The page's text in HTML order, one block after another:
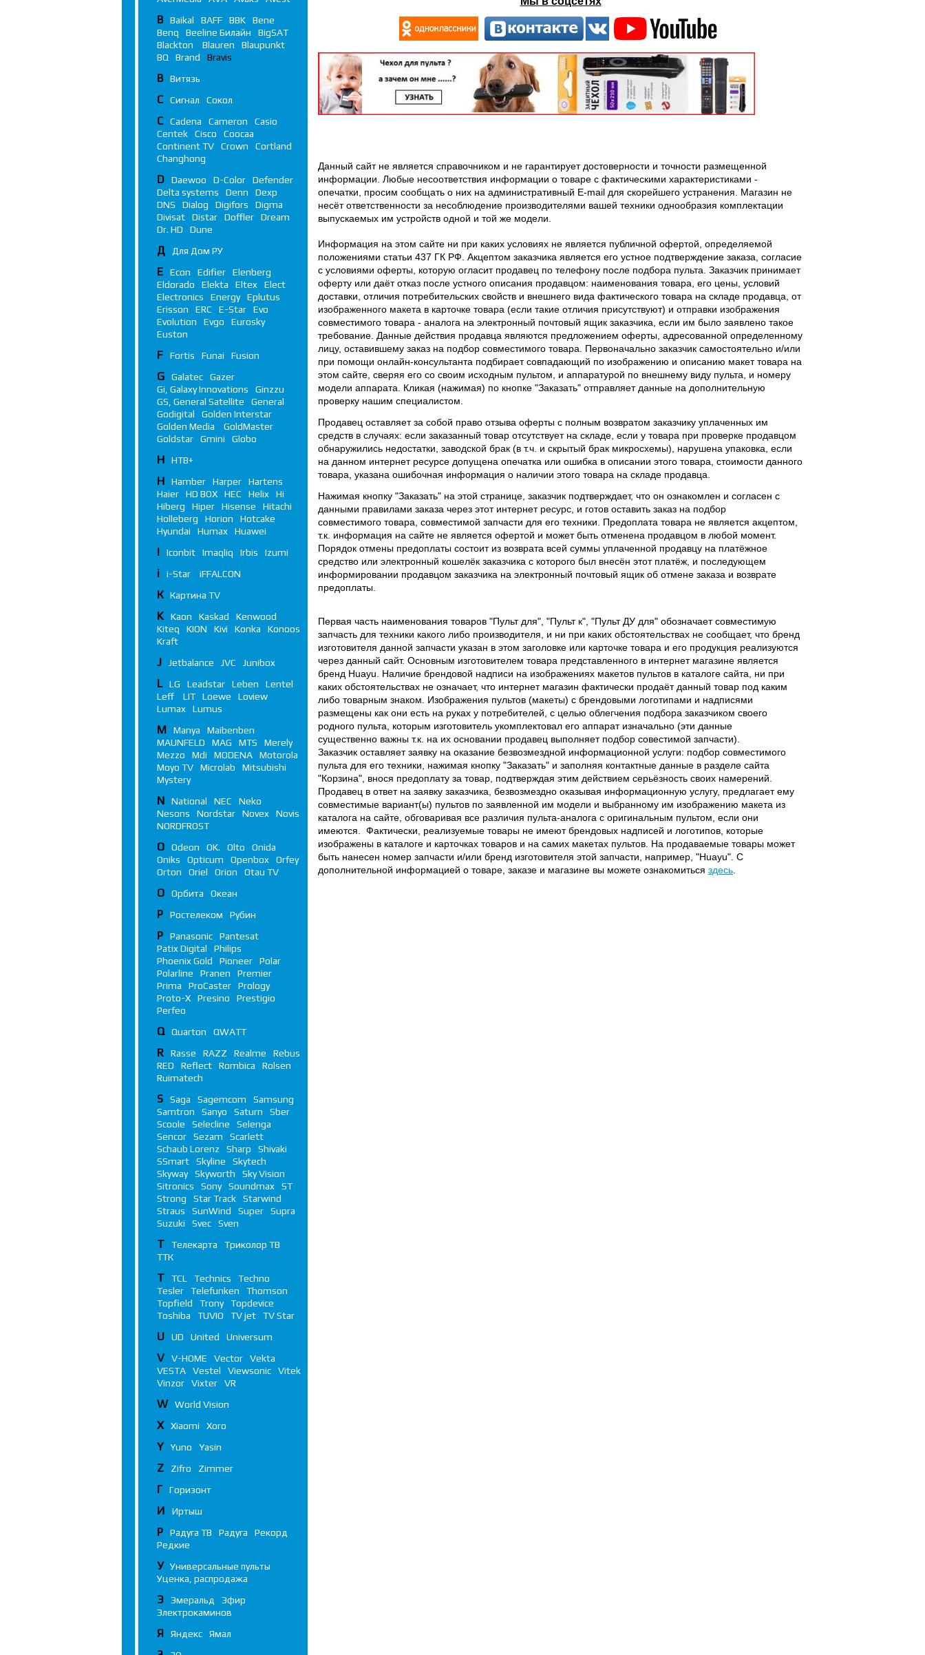
Данный сайт не является справочником и не гарантирует достоверности и точности размещенной
информации. Любые несоответствия информации о товаре с фактическими характеристиками -
опечатки, просим сообщать о них на административный E-mail для скорейшего устранения. Магазин не
несёт ответственности за несоблюдение производителями вашей техники однообразия комплектации
выпускаемых им устройств одной и той же модели.
Информация на этом сайте ни при каких условиях не является публичной офертой, определяемой
положениями статьи 437 ГК РФ. Акцептом заказчика является его устное подтверждение заказа, согласие
с условиями оферты, которую огласит продавец по телефону после подбора пульта. Заказчик принимает
оферту или даёт отказ после устного описания продавцом: наименования товара, его цены, условий
доставки, отличия потребительских свойств и внешнего вида фактического товара на складе продавца, от
изображенного макета в карточке товара (если такие отличия присутствуют) и отправки изображения
совместимого товара - аналога на электронный почтовый ящик заказчика, если им было заявлено такое
требование. Данные действия продавца являются предложением оферты, адресованной определенному
лицу, оставившему заказ на подбор совместимого товара. Первоначально заказчик самостоятельно и/или
при помощи онлайн-консультанта подбирает совпадающий по изображению и описанию макет товара на
этом сайте, сверяя его со своим исходным пультом, и аппаратурой по внешнему виду пульта, и номеру
модели аппарата. Кликая (нажимая) по кнопке "Заказать" отправляет данные на дополнительную
проверку нашим специалистом.
Продавец оставляет за собой право отзыва оферты с полным возвратом заказчику уплаченных им
средств в случаях: если заказанный товар отсутствует на складе, если у товара при проверке продавцом
обнаружились недостатки, заводской брак (в т.ч. и скрытый брак микросхемы), нарушена упаковка, если
на данном интернет ресурсе допущена опечатка или ошибка в описании этого товара, стоимости данного
товара, указана ошибочная информация о наличии этого товара на складе продавца.
Нажимая кнопку "Заказать" на этой странице, заказчик подтверждает, что он ознакомлен и согласен с
данными правилами заказа через этот интернет ресурс, и готов оставить заказ на подбор
совместимого товара, совместимой запчасти для его техники. Предоплата товара не является акцептом,
т.к. информация на сайте не является офертой и может быть отменена продавцом в любой момент.
Порядок отмены предоплаты состоит из возврата всей суммы уплаченной продавцу на платёжное
средство или электронный кошелёк заказчика с которого был внесён этот платёж, и последующем
информировании продавцом заказчика на электронный почтовый ящик об отмене заказа и возврате
предоплаты.
Первая часть наименования товаров "Пульт для", "Пульт к", "Пульт ДУ для" обозначает совместимую
запчасть для техники какого либо производителя, и ни при каких обстоятельствах не сообщает, что бренд
изготовителя данной запчасти указан в этом заголовке или карточке товара и его продукция реализуются
через данный сайт. Основным изготовителем товара представленного в интернет магазине является
бренд Huayu. Наличие брендовой надписи на изображениях макетов пультов в каталоге сайта, ни при
каких обстоятельствах не означает, что интернет магазин фактически продаёт данный товар под каким
либо товарным знаком. Изображения пультов (макеты) с брендовыми логотипами и надписями
размещены как они есть на руках у потребителей, с целью облегчения подбора заказчиком своего
родного пульта, которым изготовитель укомплектовал его аппарат изначально (эти данные
существенно важны т.к. на их основании продавец выполняет подбор совестимой запчасти).
Заказчик оставляет заявку на оказание безвозмездной информационной услуги: подбор совместимого
пульта для его техники, нажимая кнопку "Заказать" и заполняя контактные данные в разделе сайта
"Корзина", внося предоплату за товар, подтверждая этим действием серьёзность своих намерений.
Продавец в ответ на заявку заказчика, безвозмездно оказывая информационную услугу, предлагает ему
совместимые вариант(ы) пультов по заявленной им модели и выбранному им изображению макета из
каталога на сайте, обговаривая все различия пульта-аналога с оригинальным пультом, если они
имеются. Фактически, реализуемые товары не имеют брендовых надписей и логотипов, которые
изображены в каталоге и карточках товаров и на самих макетах пультов. На продаваемые товары может
быть нанесен номер запчасти и/или бренд изготовителя этой запчасти, например, "Huayu". С
дополнительной информацией о товаре, заказе и магазине вы можете ознакомиться здесь
B Baikal BAFF BBK
Bene
Benq
Beeline Билайн
BigSAT
Blackton
Blauren
Blaupunkt
BQ
Brand Bravis
В Витязь
С Сигнал Сокол
C Cadena Cameron
Casio
Centek
Cisco
Coocaa
Continent TV
Crown
Cortland
Changhong
D Daewoo D-Color
Defender
Delta systems
Denn
Dexp
DNS
Dialog Digifors
Digma
Divisat
Distar Doffler
Dream
Dr. HD
Dune
Д Для Дом РУ
E Econ Edifier
Elenberg
Eldorado
Elekta Eltex
Elect
Electronics
Energy
Eplutus
Erisson
ERC E-Star
Evo
Evolution
Evgo
Eurosky
Euston
F Fortis Funai Fusion
G Galatec
Gazer
Gi, Galaxy Innovations
Ginzzu
GS, General Satellite
General
Godigital
Golden Interstar
Golden Media
GoldMaster
Goldstar
Gmini Globo
Н НТВ+
H Hamber Harper
Hartens
Haier
HD BOX HEC Helix
Hi
Hiberg
Hiper Hisense
Hitachi
Holleberg
Horion
Hotcake
Hyundai
Humax Huawei
I Iconbit Imaqliq Irbis Izumi
i i-Star iFFALСON
К Картина TV
K Kaon Kaskad
Kenwood
Kiteq
KION Kivi Konka
Konoos
Kraft
J Jetbalance JVC Junibox
L LG Leadstar Leben
Lentel
Leff
LIT Loewe
Loview
Lumax
Lumus
M Manya
Maibenben
MAUNFELD
MAG MTS
Merely
Mezzo
Mdi MODENA
Motorola
Moyo TV
Microlab
Mitsubishi
Mystery
N National NEC
Neko
Nesons
Nordstar Novex
Novis
NORDFROST
O Odeon OK. Olto
Onida
Oniks
Opticum Openbox
Orfey
Orton
Oriel Orion Otau TV
О Орбита Океан
Р Ростелеком Рубин
P Panasonic
Pantesat
Patix Digital
Philips
Phoenix Gold
Pioneer
Polar
Polarline
Pranen
Premier
Prima
ProCaster
Prology
Proto-X
Presino
Prestigio
Perfeo
Q Quarton QWATT
R Rasse RAZZ Realme
Rebus
RED
Reflect Rombica
Rolsen
Ruimatech
S Saga Sagemcom
Samsung
Samtron
Sanyo Saturn
Sber
Scoole
Selecline
Selenga
Sencor
Sezam
Scarlett
Schaub Lorenz
Sharp
Shivaki
SSmart
Skyline
Skytech
Skyway
Skyworth
Sky Vision
Sitronics
Sony Soundmax
ST
Strong
Star Track
Starwind
Straus
SunWind Super
Supra
Suzuki
Svec Sven
Т Телекарта
Триколор ТВ
ТТК
T TCL Technics
Techno
Tesler
Telefunken
Thomson
Topfield
Trony
Topdevice
Toshiba
TUVIO TV jet TV Star
U UD United Universum
V V-HOME Vector
Vekta
VESTA
Vestel Viewsonic
Vitek
Vinzor
Vixter VR
W World Vision
X Xiaomi Xoro
Y Yuno Yasin
Z Zifro Zimmer
Г Горизонт
И Иртыш
Р Радуга ТВ Радуга
Рекорд
Редкие
У
Универсальные пульты
Уценка, распродажа
Э Эмеральд
Эфир
Электрокаминов
Я Яндекс Ямал